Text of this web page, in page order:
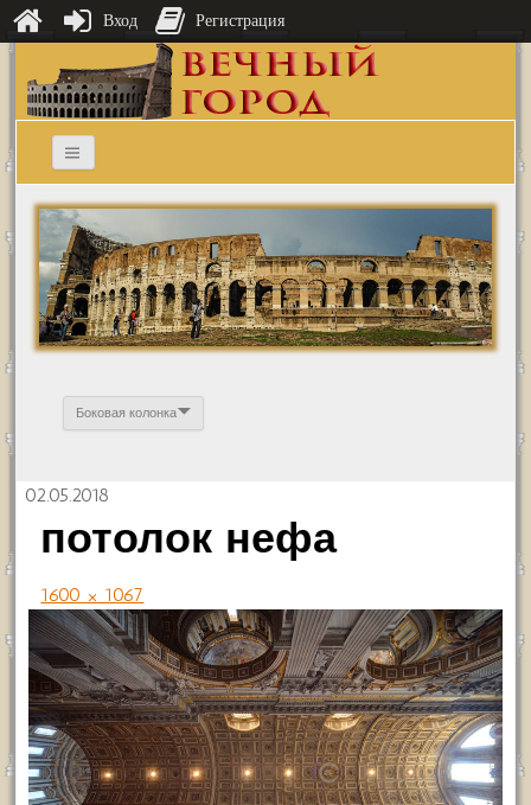
Боковая колонка
02.05.2018
потолок нефа
1600 × 1067
Вход Регистрация